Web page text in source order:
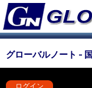
グローバルノート -
ログイン